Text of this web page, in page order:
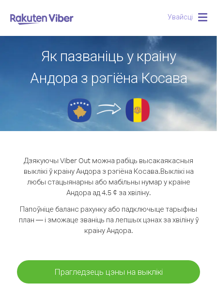
Увайсці
Як пазваніць у краіну
Андора з рэгіёна Косава
Дзякуючы Viber Out можна рабіць высакаякасныя
выклікі ў краіну Андора з рэгіёна Косава.Выклікі на
любы стацыянарны або мабільны нумар у краіне
Андора ад 4.5 ¢ за хвіліну.
Папоўніце баланс рахунку або падключыце тарыфны
план — і зможаце званіць па лепшых цэнах за хвіліну ў
краіну Андора.
Прагледзець цэны на выклікі